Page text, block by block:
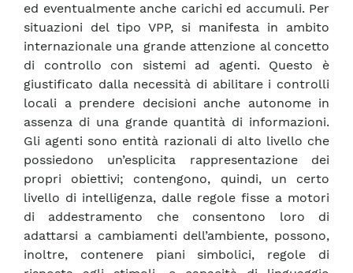
ed eventualmente anche carichi ed accumuli. Per
situazioni del tipo VPP, si manifesta in ambito
internazionale una grande attenzione al concetto
di controllo con sistemi ad agenti. Questo è
giustificato dalla necessità di abilitare i controlli
locali a prendere decisioni anche autonome in
assenza di una grande quantità di informazioni.
Gli agenti sono entità razionali di alto livello che
possiedono un’esplicita rappresentazione dei
propri obiettivi; contengono, quindi, un certo
livello di intelligenza, dalle regole fisse a motori
di addestramento che consentono loro di
adattarsi a cambiamenti dell’ambiente, possono,
inoltre, contenere piani simbolici, regole di